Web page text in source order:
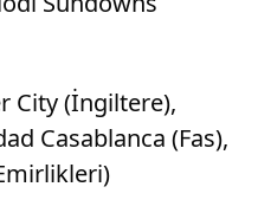
City (İngiltere),
Casablanca (Fas),